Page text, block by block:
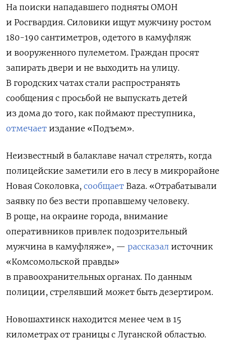
На поиски нападавшего подняты ОМОН
и Росгвардия. Силовики ищут мужчину ростом
180-190 сантиметров, одетого в камуфляж
и вооруженного пулеметом. Граждан просят
запирать двери и не выходить на улицу.
В городских чатах стали распространять
сообщения с просьбой не выпускать детей
из дома до того, как поймают преступника,
отмечает издание «Подъем».
Неизвестный в балаклаве начал стрелять, когда
полицейские заметили его в лесу в микрорайоне
Новая Соколовка, сообщает Baza. «Отрабатывали
заявку по без вести пропавшему человеку.
В роще, на окраине города, внимание
оперативников привлек подозрительный
мужчина в камуфляже», — рассказал источник
«Комсомольской правды»
в правоохранительных органах. По данным
полиции, стрелявший может быть дезертиром.
Новошахтинск находится менее чем в 15
километрах от границы с Луганской областью.